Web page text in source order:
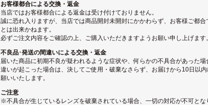
お客様都合による交換・返金
当店ではお客様都合による返金は受け付けておりません。
誠に恐れ入りますが、当店では商品開封未開封にかかわらず、お客様ご都合
とは出来かねます。
必ずご注文内容をご確認の上、ご購入いただきますようお願い申し上げます。
不良品･発送の間違いによる交換・返金
届いた商品に初期不良が疑われるような症状や、何らかの不具合があった
違いが起こった場合は、決してご使用・破棄なさらず、お届けから10日以
願いいたします。
ご注意
※不具合が生じているレンズを破棄されている場合、一切の対応が不可とな